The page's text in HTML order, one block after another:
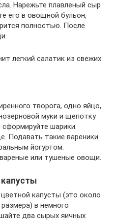
Нарежьте плавленый сыр
его в овощной бульон,
полностью. После
легкий салатик из свежих
творога, одно яйцо,
муки и щепотку
шарики.
Подавать такие вареники
йогуртом.
или тушеные овощи.
капусты (это около
в немного
два сырых яичных